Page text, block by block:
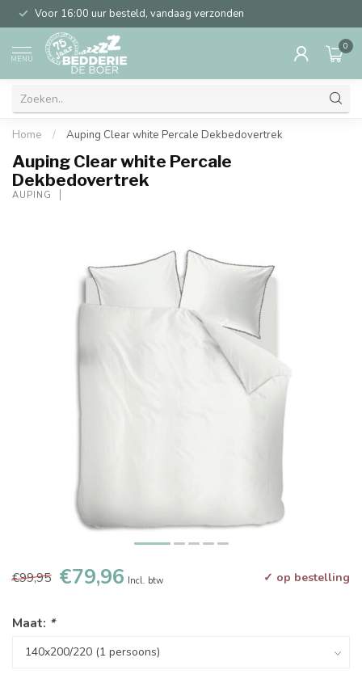
Voor 16:00 uur besteld, vandaag verzonden
MENU
0
Home / Auping Clear white Percale Dekbedovertrek
Auping Clear white Percale
Dekbedovertrek
AUPING
€99,95 €79,96 Incl. btw ✓ op bestelling
Maat: *